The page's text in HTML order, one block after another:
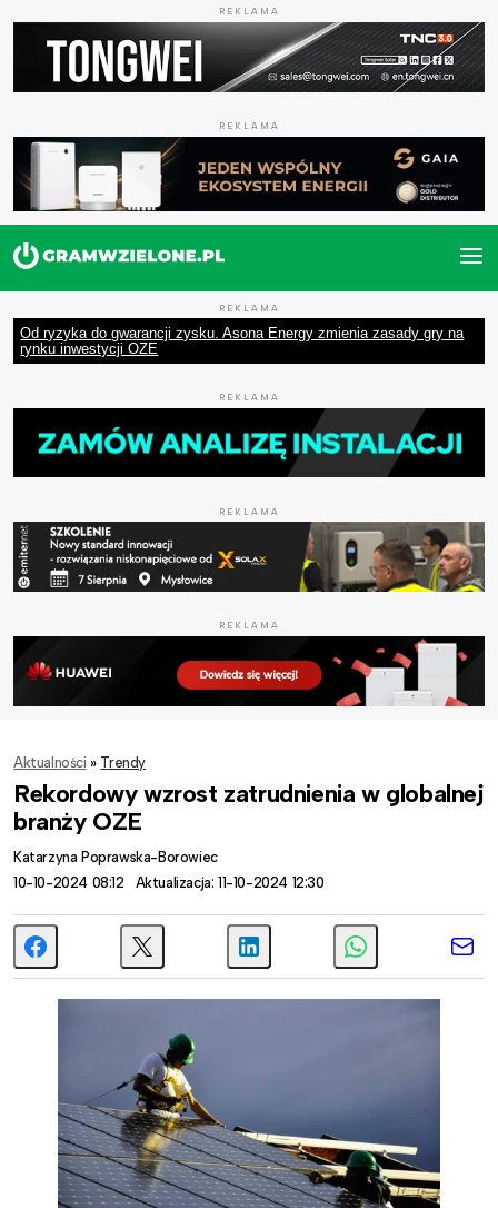
REKLAMA
REKLAMA
REKLAMA
Od ryzyka do gwarancji zysku. Asona Energy zmienia zasady gry na
rynku inwestycji OZE
REKLAMA
REKLAMA
REKLAMA
Aktualności » Trendy
Rekordowy wzrost zatrudnienia w globalnej
branży OZE
Katarzyna Poprawska-Borowiec
10-10-2024 08:12
Aktualizacja: 11-10-2024 12:30